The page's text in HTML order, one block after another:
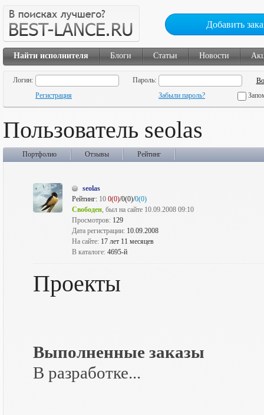
Добавить
Найти исполнителя Блоги Статьи Новости
Логин:
Пароль:
Регистрация
Забыли пароль?
Пользователь seolas
Портфолио Отзывы Рейтинг
seolas
Рейтинг: 10 0(0)/0(0)/0(0)
Свободен, был на сайте 10.09.2008 09:10
Просмотров: 129
Дата регистрации: 10.09.2008
На сайте: 17 лет 11 месяцев
В каталоге: 4695-й
Проекты
Выполненные заказы
В разработке...